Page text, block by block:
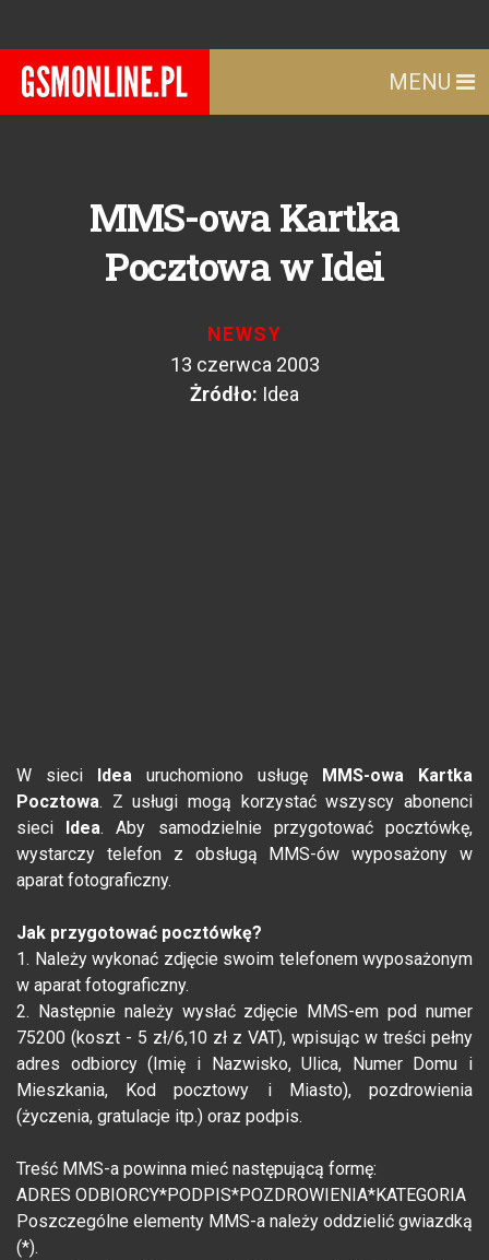
MENU
MMS-owa Kartka
Pocztowa w Idei
NEWSY
13 czerwca 2003
Żródło: Idea
W sieci Idea uruchomiono usługę
MMS-owa Kartka
Pocztowa. Z usługi mogą korzystać wszyscy abonenci
sieci
Idea. Aby samodzielnie przygotować pocztówkę,
wystarczy telefon z obsługą MMS-ów wyposażony w
aparat fotograficzny.
Jak przygotować pocztówkę?
1. Należy wykonać zdjęcie swoim telefonem wyposażonym
w aparat fotograficzny.
2. Następnie należy wysłać zdjęcie MMS-em pod numer
75200 (koszt - 5 zł/6,10 zł z VAT), wpisując w treści pełny
adres odbiorcy (Imię i Nazwisko, Ulica, Numer Domu i
Mieszkania, Kod pocztowy i Miasto), pozdrowienia
(życzenia, gratulacje itp.) oraz podpis.
Treść MMS-a powinna mieć następującą formę:
ADRES ODBIORCY*PODPIS*POZDROWIENIA*KATEGORIA
Poszczególne elementy MMS-a należy oddzielić gwiazdką
(*).